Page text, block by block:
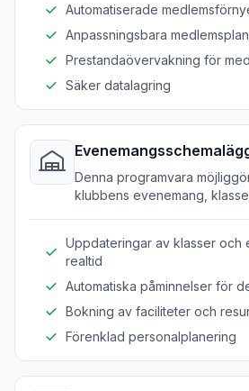
Automatiserade
Anpassningsbara
Prestandaövervakning för
Säker datalagring
Denna programvara
klubbens evenemang,
Uppdateringar av klasser och
realtid
Automatiska påminnelser för
Bokning av faciliteter och
Förenklad personalplanering